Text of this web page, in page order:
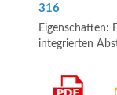
316
Eigenschaften:
integrierten